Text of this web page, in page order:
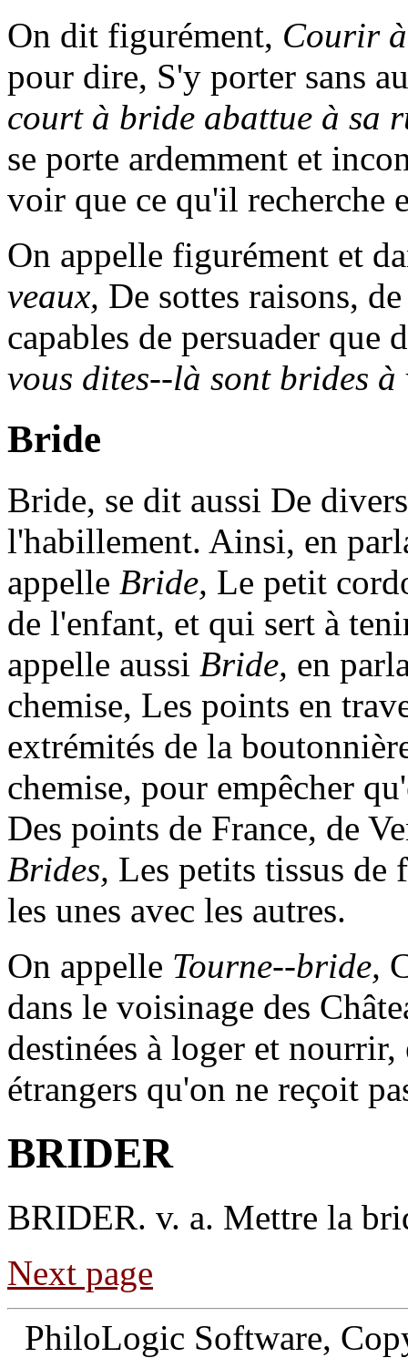
On dit figurément, Courir
pour dire, S'y porter sans
court à bride abattue à sa
se porte ardemment et
voir que ce qu'il recherche
On appelle figurément et
veaux, De sottes raisons,
capables de persuader que
vous dites--là sont brides à
Bride
Bride, se dit aussi De
l'habillement. Ainsi, en
appelle Bride, Le petit
de l'enfant, et qui sert à
appelle aussi Bride, en
chemise, Les points en
extrémités de la
chemise, pour empêcher
Des points de France, de
Brides, Les petits tissus
les unes avec les autres.
On appelle Tourne--bride,
dans le voisinage des
destinées à loger et
étrangers qu'on ne reçoit
BRIDER
BRIDER. v. a. Mettre la
Next page
PhiloLogic Software,